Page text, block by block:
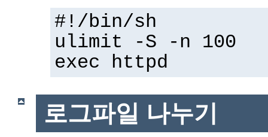
#!/bin/sh
ulimit -S -n 100
exec httpd
로그파일 나누기